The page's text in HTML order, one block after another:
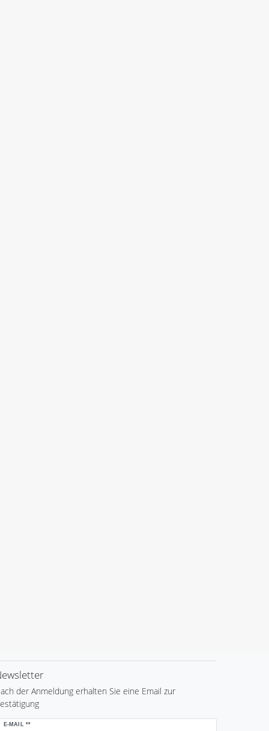
der Anmeldung erhalten Sie eine Email zur
E-MAIL **
Newsletter